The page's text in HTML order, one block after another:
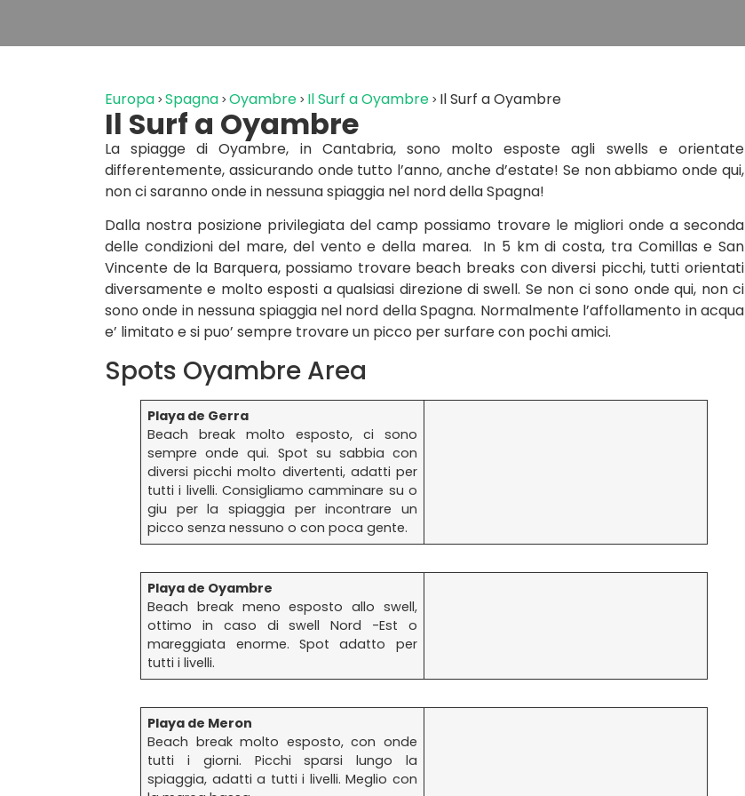
Europa Spagna Oyambre Il Surf a Oyambre Il Surf a Oyambre
Il Surf a Oyambre
La spiagge di Oyambre, in Cantabria, sono molto esposte agli swells e orientate
differentemente, assicurando onde tutto l’anno, anche d’estate! Se non abbiamo onde qui,
non ci saranno onde in nessuna spiaggia nel nord della Spagna!
Dalla nostra posizione privilegiata del camp possiamo trovare le migliori onde a seconda
delle condizioni del mare, del vento e della marea. In 5 km di costa, tra Comillas e San
Vincente de la Barquera, possiamo trovare beach breaks con diversi picchi, tutti orientati
diversamente e molto esposti a qualsiasi direzione di swell. Se non ci sono onde qui, non ci
sono onde in nessuna spiaggia nel nord della Spagna. Normalmente l’affollamento in acqua
e’ limitato e si puo’ sempre trovare un picco per surfare con pochi amici.
Spots Oyambre Area
Playa de Gerra
Beach break molto esposto, ci sono
sempre onde qui. Spot su sabbia con
diversi picchi molto divertenti, adatti per
tutti i livelli. Consigliamo camminare su o
giu per la spiaggia per incontrare un
picco senza nessuno o con poca gente.
Playa de Oyambre
Beach break meno esposto allo swell,
ottimo in caso di swell Nord -Est o
mareggiata enorme. Spot adatto per
tutti i livelli.
Playa de Meron
Beach break molto esposto, con onde
tutti i giorni. Picchi sparsi lungo la
spiaggia, adatti a tutti i livelli. Meglio con